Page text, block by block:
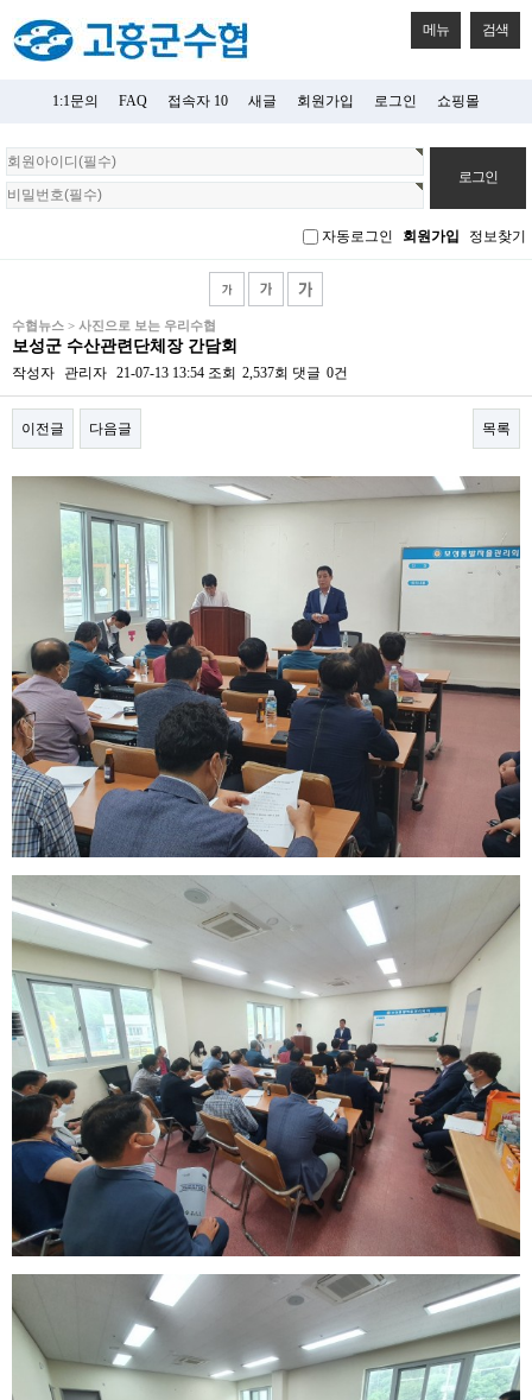
메뉴 검색
1:1문의 FAQ 접속자 10 새글 회원가입 로그인 쇼핑몰
회
원
로
자동로그인 회원가입 정보찾기
수협뉴스 > 사진으로 보는 우리수협
보성군 수산관련단체장 간담회
작성자 관리자 21-07-13 13:54 조회 2,537회 댓글 0건
이전글 다음글 목록